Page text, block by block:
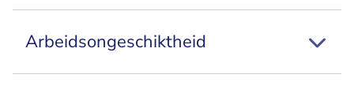
Arbeidsongeschiktheid